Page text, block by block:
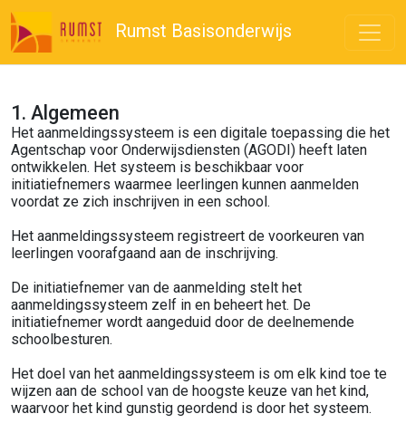
Rumst Basisonderwijs
1. Algemeen
Het aanmeldingssysteem is een digitale toepassing die het
Agentschap voor Onderwijsdiensten (AGODI) heeft laten
ontwikkelen. Het systeem is beschikbaar voor
initiatiefnemers waarmee leerlingen kunnen aanmelden
voordat ze zich inschrijven in een school.
Het aanmeldingssysteem registreert de voorkeuren van
leerlingen voorafgaand aan de inschrijving.
De initiatiefnemer van de aanmelding stelt het
aanmeldingssysteem zelf in en beheert het. De
initiatiefnemer wordt aangeduid door de deelnemende
schoolbesturen.
Het doel van het aanmeldingssysteem is om elk kind toe te
wijzen aan de school van de hoogste keuze van het kind,
waarvoor het kind gunstig geordend is door het systeem.